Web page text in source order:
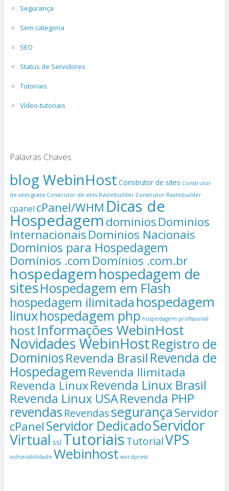
Segurança
Sem categoria
SEO
Status de Servidores
Tutoriais
Vídeo-tutoriais
Palavras Chaves
blog WebinHost Construtor de sites Construtor
de sites gratis Construtor de sites Rvsitebuilder Construtor Rvsitebuilder
cpanel cPanel/WHM Dicas de
HospedagemdominiosDominios
InternacionaisDominios Nacionais
Dominios para Hospedagem
Domínios .com Domínios .com.br
hospedagemhospedagem de
sitesHospedagem em Flash
hospedagem ilimitada hospedagem
linuxhospedagem php hospedagem profissional
host Informações WebinHost
Novidades WebinHostRegistro de
DominiosRevenda Brasil Revenda de
Hospedagem Revenda Ilimitada
Revenda LinuxRevenda Linux Brasil
Revenda Linux USARevenda PHP
revendas RevendassegurançaServidor
cPanelServidor DedicadoServidor
Virtual ssl TutoriaisTutorialVPS
vulnerabilidade Webinhost wordpress